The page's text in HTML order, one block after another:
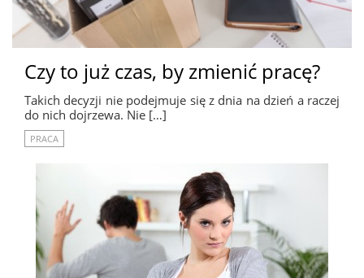
Czy to już czas, by zmienić pracę?
Takich decyzji nie podejmuje się z dnia na dzień a raczej
do nich dojrzewa. Nie […]
PRACA